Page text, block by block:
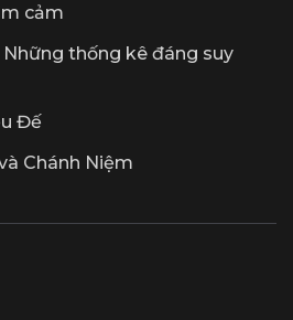
cảm
thống kê đáng suy
Đế
Chánh Niệm